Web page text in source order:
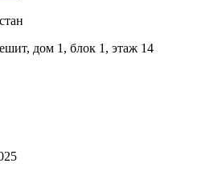
дом 1, блок 1, этаж 14